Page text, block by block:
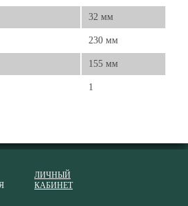
32 мм
230 мм
155 мм
1
ЛИЧНЫЙ
КАБИНЕТ